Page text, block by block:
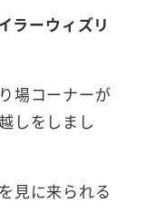
ラーウィズリ
場コーナーが
しをしまし
見に来られる